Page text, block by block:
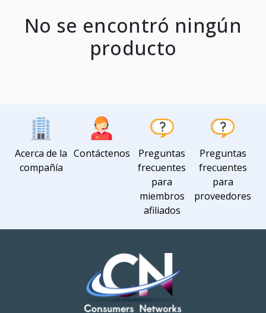
No se encontró ningún
producto
Acerca de la
compañía
Contáctenos
Preguntas
frecuentes
para
miembros
afiliados
Preguntas
frecuentes
para
proveedores